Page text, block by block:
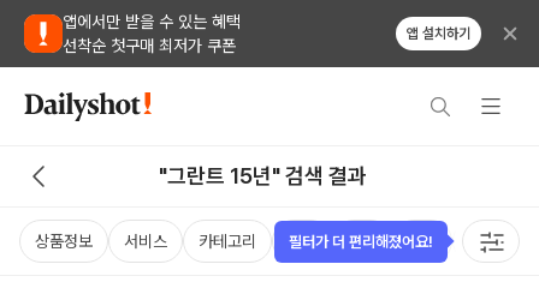
앱에서만 받을 수 있는 혜택
선착순 첫구매 최저가 쿠폰
앱 설치하기
"그란트 15년" 검색 결과
상품정보 서비스 카테고리 가격 국가 용량 태그
필터가 더 편리해졌어요!